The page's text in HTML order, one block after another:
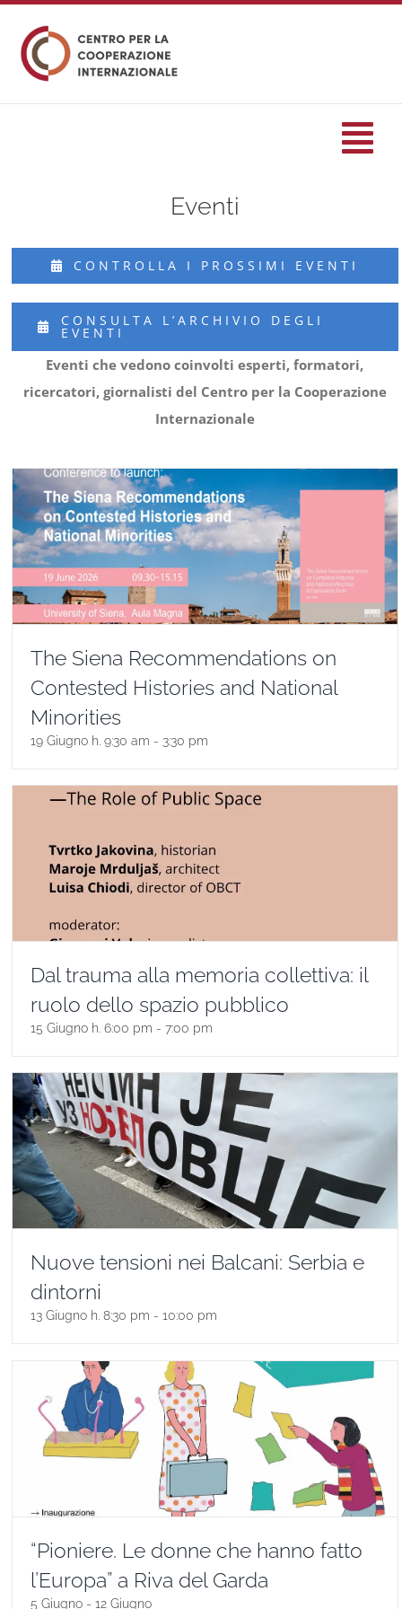
contenuto
formazione
Eventi
Servizi
In rete con
Notizie
Chi siamo
Eventi
CONTROLLA I PROSSIMI EVENTI
CONSULTA L’ARCHIVIO DEGLI
EVENTI
Eventi che vedono coinvolti esperti, formatori,
ricercatori, giornalisti del Centro per la Cooperazione
Internazionale
The Siena Recommendations on
Contested Histories and National
Minorities
19 Giugno h. 9:30 am - 3:30 pm
Dal trauma alla memoria collettiva: il
ruolo dello spazio pubblico
15 Giugno h. 6:00 pm -7:00 pm
Nuove tensioni nei Balcani: Serbia e
dintorni
13 Giugno h. 8:30 pm -10:00 pm
“Pioniere. Le donne che hanno fatto
l’Europa” a Riva del Garda
5 Giugno -12 Giugno